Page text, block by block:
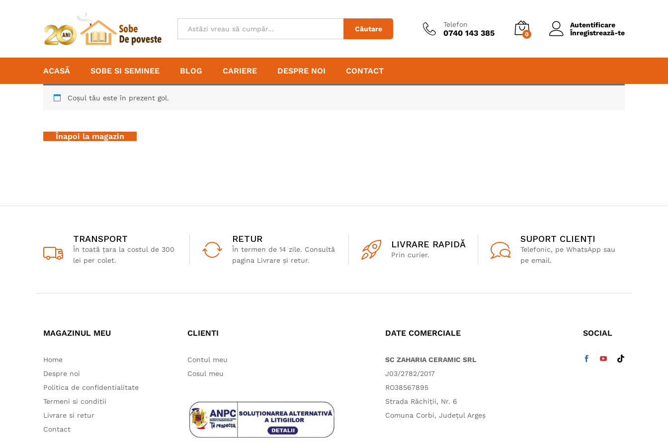
Toate Căutare
Telefon
0740 143 385 0
Autentificare
Înregistrează-te
ACASĂ SOBE SI SEMINEE BLOG CARIERE DESPRE NOI CONTACT
Coșul tău este în prezent gol.
Înapoi la magazin
TRANSPORT
În toată țara la costul de 300
lei per colet.
RETUR
În termen de 14 zile. Consultă
pagina Livrare și retur.
LIVRARE RAPIDĂ
Prin curier.
SUPORT CLIENȚI
Telefonic, pe WhatsApp sau
pe email.
MAGAZINUL MEU
Home
Despre noi
Politica de confidentialitate
Termeni si conditii
Livrare si retur
Contact
CLIENTI
Contul meu
Cosul meu
DATE COMERCIALE
SC ZAHARIA CERAMIC SRL
J03/2782/2017
RO38567895
Strada Răchiții, Nr. 6
Comuna Corbi, Județul Argeș
SOCIAL